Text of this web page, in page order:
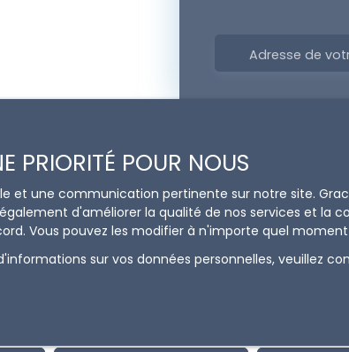
Adresse de
Vous ne trouvez pas
la propriété de vos rêves ?
bien correspondant à votre recherche en vous
PRIORITÉ POUR NOUS
et une communication pertinente sur notre site.
d'améliorer la qualité de nos services et la
Vous pouvez les modifier à n'importe quel
sur vos données personnelles, veuillez